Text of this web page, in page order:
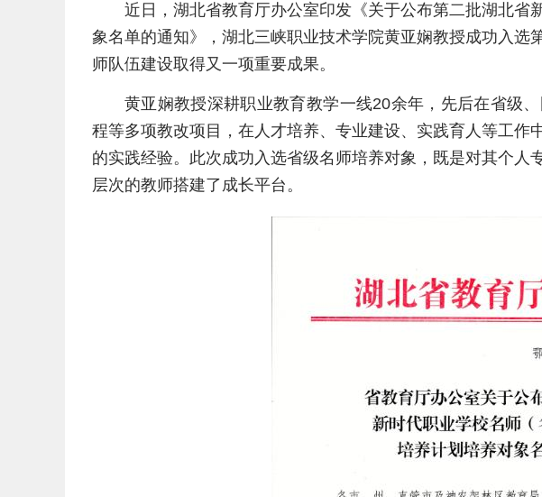
近日，湖北省教育厅办公室印发《关于公布第二批湖北
象名单的通知》，湖北三峡职业技术学院黄亚娴教授成功入选
师队伍建设取得又一项重要成果。
黄亚娴教授深耕职业教育教学一线20余年，先后在省级
程等多项教改项目，在人才培养、专业建设、实践育人等工作
的实践经验。此次成功入选省级名师培养对象，既是对其个
层次的教师搭建了成长平台。